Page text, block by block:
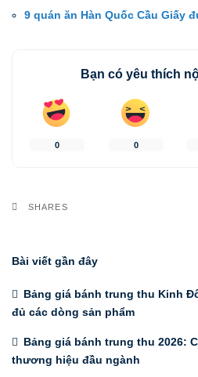
9 quán ăn Hàn Quốc Cầu Giấy
Bạn có yêu thích
0 0
SHARES
Bài viết gần đây
Bảng giá bánh trung thu Kinh
đủ các dòng sản phẩm
Bảng giá bánh trung thu 2026:
thương hiệu đầu ngành